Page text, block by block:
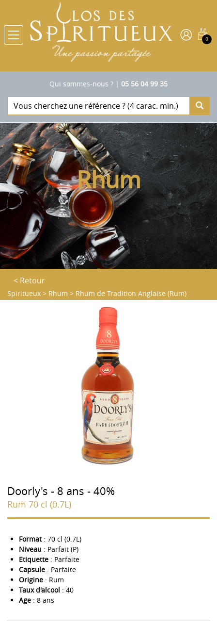
0
Qui sommes-nous ? | 05 56 04 99 35
Rhum
< Retour
Spiritueux > Rhum > Rhum de Tradition Anglaise (Rum)
Doorly's - 8 ans - 40%
Rum 70 cl (0.7L)
Format: 70 cl (0.7L)
Niveau : Parfait (P)
Etiquette : Parfaite
Capsule : Parfaite
Origine : Rum
Taux d'alcool : 40
Age : 8 ans